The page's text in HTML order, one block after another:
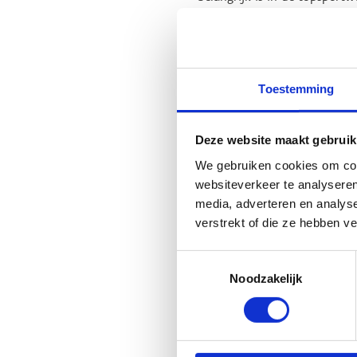
Toestemming
Deze website maakt
We gebruiken cookies om
websiteverkeer te
media, adverteren en
verstrekt of die ze hebben
Noodzakelijk
In heteerste deel
actuele
In hettweede deel
Hetderde en laatste
verschillende
sportpsycholoog
om aan de hand van
studiedomeinen uit